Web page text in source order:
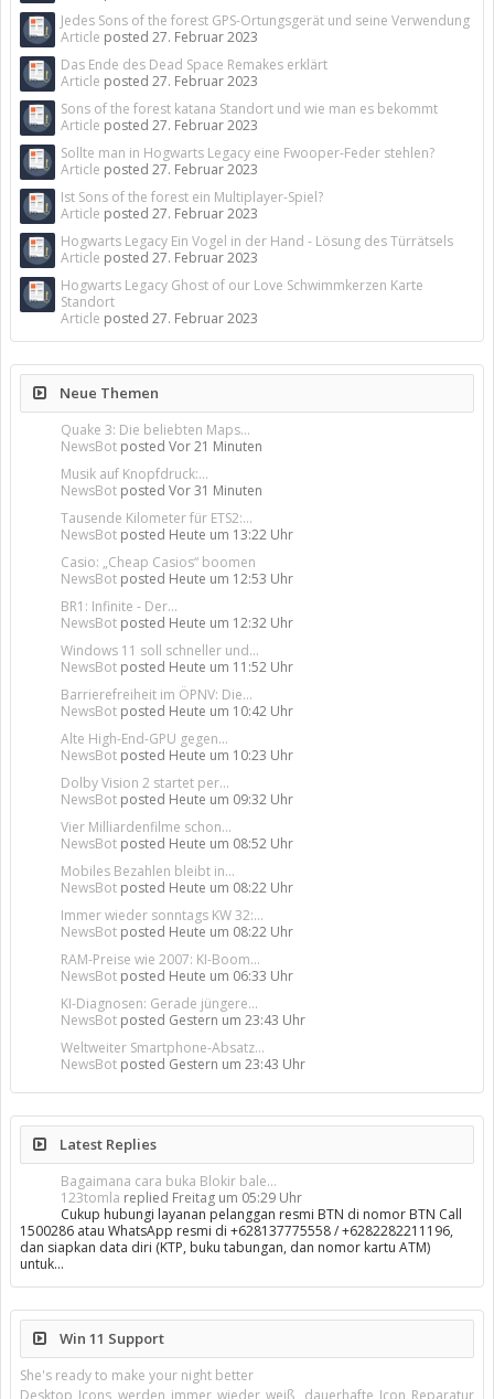
Jedes Sons of the forest GPS-Ortungsgerät und seine Verwendung
Article posted 27. Februar 2023
Das Ende des Dead Space Remakes erklärt
Article posted 27. Februar 2023
Sons of the forest katana Standort und wie man es bekommt
Article posted 27. Februar 2023
Sollte man in Hogwarts Legacy eine Fwooper-Feder stehlen?
Article posted 27. Februar 2023
Ist Sons of the forest ein Multiplayer-Spiel?
Article posted 27. Februar 2023
Hogwarts Legacy Ein Vogel in der Hand - Lösung des Türrätsels
Article posted 27. Februar 2023
Hogwarts Legacy Ghost of our Love Schwimmkerzen Karte
Standort
Article posted 27. Februar 2023
Neue Themen
Quake 3: Die beliebten Maps...
NewsBot posted Vor 21 Minuten
Musik auf Knopfdruck:...
NewsBot posted Vor 31 Minuten
Tausende Kilometer für ETS2:...
NewsBot posted Heute um 13:22 Uhr
Casio: „Cheap Casios“ boomen
NewsBot posted Heute um 12:53 Uhr
BR1: Infinite - Der...
NewsBot posted Heute um 12:32 Uhr
Windows 11 soll schneller und...
NewsBot posted Heute um 11:52 Uhr
Barrierefreiheit im ÖPNV: Die...
NewsBot posted Heute um 10:42 Uhr
Alte High-End-GPU gegen...
NewsBot posted Heute um 10:23 Uhr
Dolby Vision 2 startet per...
NewsBot posted Heute um 09:32 Uhr
Vier Milliardenfilme schon...
NewsBot posted Heute um 08:52 Uhr
Mobiles Bezahlen bleibt in...
NewsBot posted Heute um 08:22 Uhr
Immer wieder sonntags KW 32:...
NewsBot posted Heute um 08:22 Uhr
RAM-Preise wie 2007: KI-Boom...
NewsBot posted Heute um 06:33 Uhr
KI-Diagnosen: Gerade jüngere...
NewsBot posted Gestern um 23:43 Uhr
Weltweiter Smartphone-Absatz...
NewsBot posted Gestern um 23:43 Uhr
Latest Replies
Bagaimana cara buka Blokir bale...
123tomla replied Freitag um 05:29 Uhr
Cukup hubungi layanan pelanggan resmi BTN di nomor BTN Call
1500286 atau WhatsApp resmi di +628137775558 / +6282282211196,
dan siapkan data diri (KTP, buku tabungan, dan nomor kartu ATM)
untuk…
Win 11 Support
She's ready to make your night better
Desktop Icons werden immer wieder weiß, dauerhafte Icon Reparatur